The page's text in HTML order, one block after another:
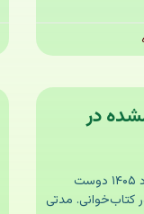
در
زن گمشده شنبه سوم مرداد ۱۴۰۵ دوست
کتاب‌خوانی. مدتی